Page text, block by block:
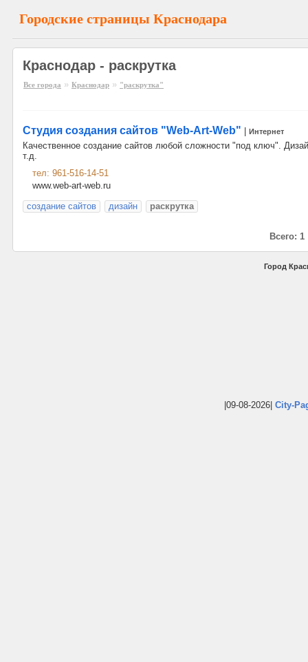
Городские страницы Краснодара
Краснодар - раскрутка
Все города » Краснодар » "раскрутка"
Студия создания сайтов "Web-Art-Web" Интернет
Качественное создание сайтов любой сложности "под ключ".
т.д.
тел: 961-516-14-51
www.web-art-web.ru
создание сайтов
дизайн раскрутка
Всего: 1
Город
|09-08-2026| City-